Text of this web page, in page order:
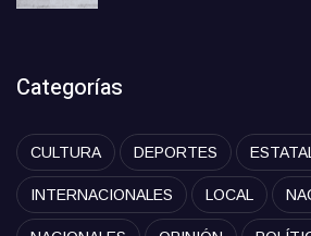
Categorías
CULTURA DEPORTES
INTERNACIONALES LOCAL